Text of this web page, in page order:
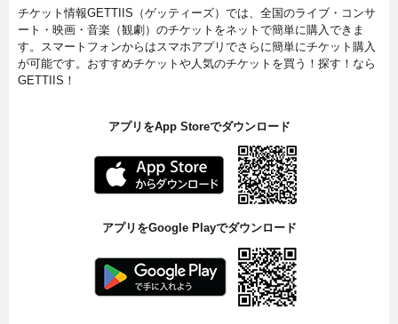
チケット情報GETTIIS（ゲッティーズ）では、全国のライブ・コンサ
ート・映画・音楽（観劇）のチケットをネットで簡単に購入できま
す。スマートフォンからはスマホアプリでさらに簡単にチケット購入
が可能です。おすすめチケットや人気のチケットを買う！探す！なら
GETTIIS！
アプリをApp Storeでダウンロード
アプリをGoogle Playでダウンロード